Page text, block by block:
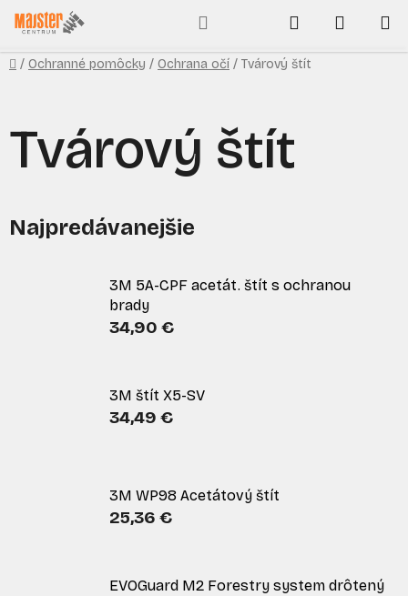
Prejsť
na
obsah
Hľadať
KOŠÍK
Domov
/ Ochranné pomôcky / Ochrana očí / Tvárový štít
Tvárový štít
Najpredávanejšie
3M 5A-CPF acetát. štít s ochranou
brady
34,90 €
3M štít X5-SV
34,49 €
3M WP98 Acetátový štít
25,36 €
EVOGuard M2 Forestry system drôtený